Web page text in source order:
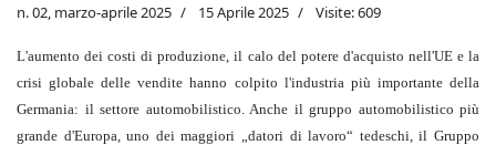
n. 02, marzo-aprile 2025 15 Aprile 2025 Visite: 609
L'aumento dei costi di produzione, il calo del potere d'acquisto nell'UE e la
crisi globale delle vendite hanno colpito l'industria più importante della
Germania: il settore automobilistico. Anche il gruppo automobilistico più
grande d'Europa, uno dei maggiori „datori di lavoro“ tedeschi, il Gruppo